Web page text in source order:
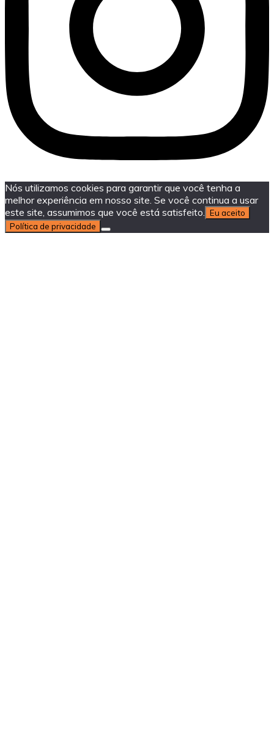
Nós utilizamos cookies para garantir que você tenha a
melhor experiência em nosso site. Se você continua a usar
este site, assumimos que você está satisfeito.
Eu aceito
Política de privacidade